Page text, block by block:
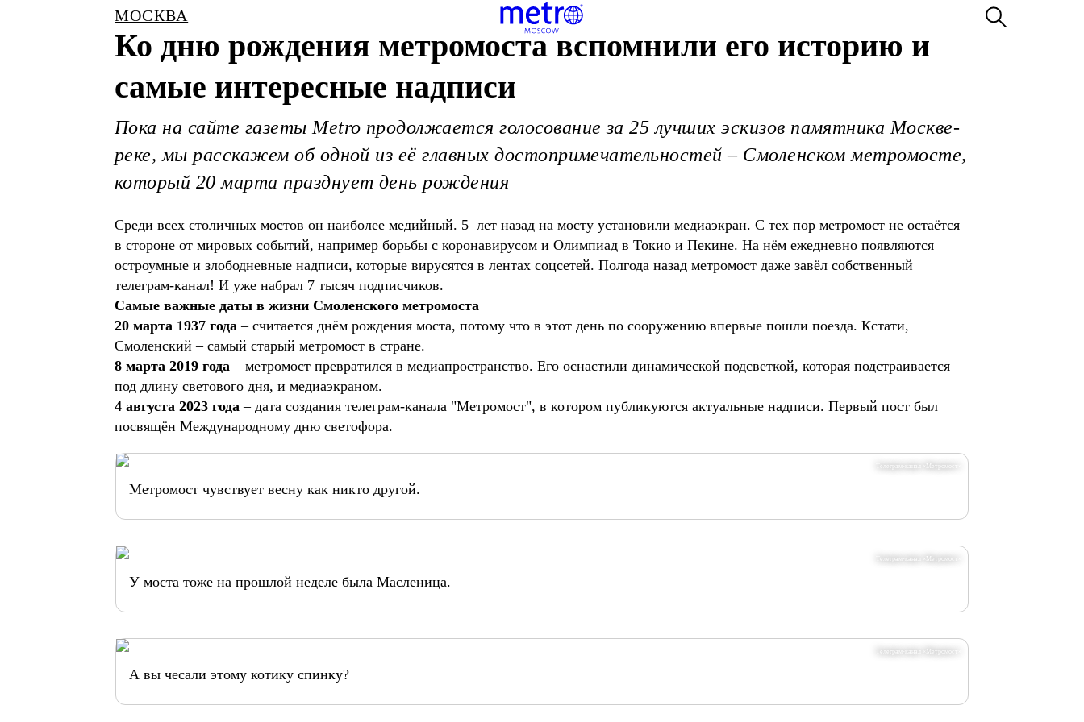
МОСКВА
Ко дню рождения метромоста вспомнили его историю и
самые интересные надписи
Пока на сайте газеты Metro продолжается голосование за 25 лучших эскизов памятника Москве-
реке, мы расскажем об одной из её главных достопримечательностей – Смоленском метромосте,
который 20 марта празднует день рождения
Среди всех столичных мостов он наиболее медийный. 5 лет назад на мосту установили медиаэкран. С тех пор метромост не остаётся
в стороне от мировых событий, например борьбы с коронавирусом и Олимпиад в Токио и Пекине. На нём ежедневно появляются
остроумные и злободневные надписи, которые вирусятся в лентах соцсетей. Полгода назад метромост даже завёл собственный
телеграм-канал! И уже набрал 7 тысяч подписчиков.
Самые важные даты в жизни Смоленского метромоста
20 марта 1937 года – считается днём рождения моста, потому что в этот день по сооружению впервые пошли поезда. Кстати,
Смоленский – самый старый метромост в стране.
8 марта 2019 года – метромост превратился в медиапространство. Его оснастили динамической подсветкой, которая подстраивается
под длину светового дня, и медиаэкраном.
4 августа 2023 года – дата создания телеграм-канала "Метромост", в котором публикуются актуальные надписи. Первый пост был
посвящён Международному дню светофора.
Телеграм-канал «Метромост»
Метромост чувствует весну как никто другой.
Телеграм-канал «Метромост»
У моста тоже на прошлой неделе была Масленица.
Телеграм-канал «Метромост»
А вы чесали этому котику спинку?